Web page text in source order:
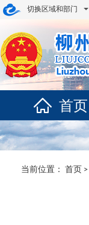
切换区域和部门
首页
当前位置： 首页 >